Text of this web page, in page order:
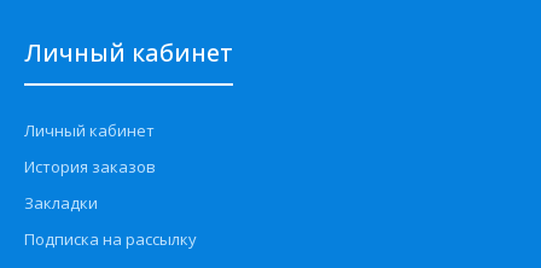
3100 грн.
Лада Гранта и их модификаций укомплектованных 8-м..
Личный кабинет
Личный кабинет
История заказов
Закладки
Подписка на рассылку